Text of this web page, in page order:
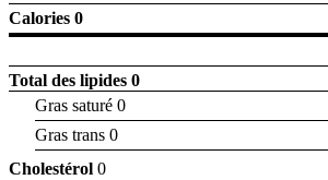
Calories 0
Total des lipides 0
Gras saturé 0
Gras trans 0
Cholestérol 0